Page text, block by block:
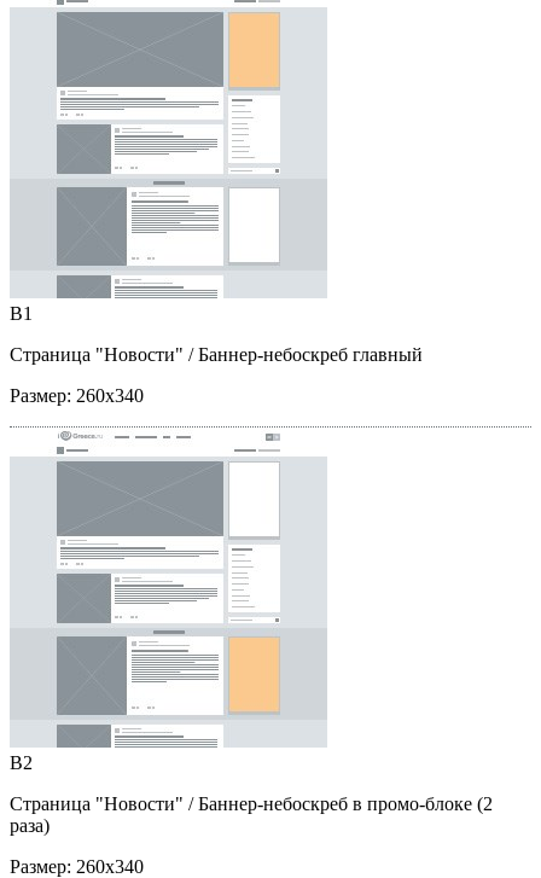
B1
Страница "Новости" / Баннер-небоскреб главный
Размер: 260x340
B2
Страница "Новости" / Баннер-небоскреб в промо-блоке (2
раза)
Размер: 260x340